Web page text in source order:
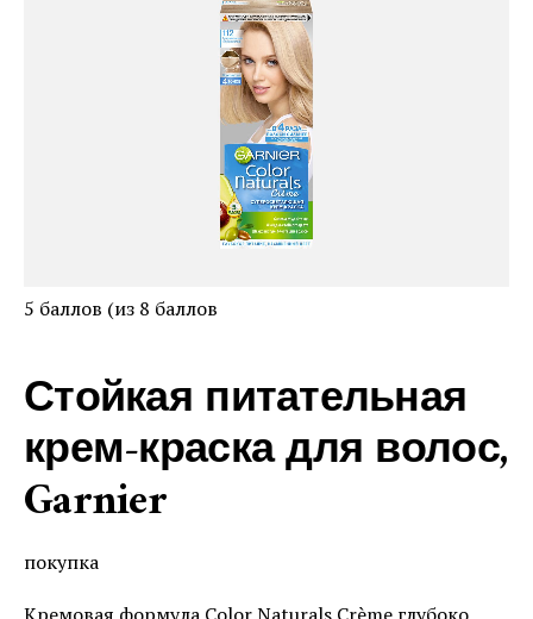
5 баллов (из 8 баллов
Стойкая питательная
крем-краска для волос,
Garnier
покупка
Кремовая формула Color Naturals Crème глубоко